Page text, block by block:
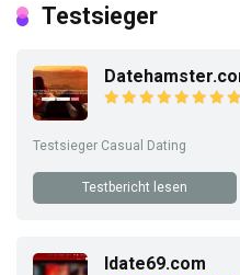
Testsieger
Testsieger Casual Dating
Testbericht lesen
Idate69.com